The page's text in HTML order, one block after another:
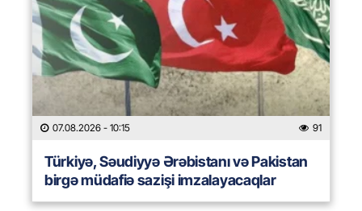
07.08.2026 - 10:15 91
Türkiyə, Səudiyyə Ərəbistanı və Pakistan
birgə müdafiə sazişi imzalayacaqlar